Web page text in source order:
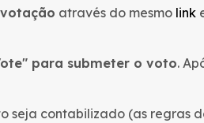
através do mesmo link
para submeter o voto.
seja contabilizado (as regras